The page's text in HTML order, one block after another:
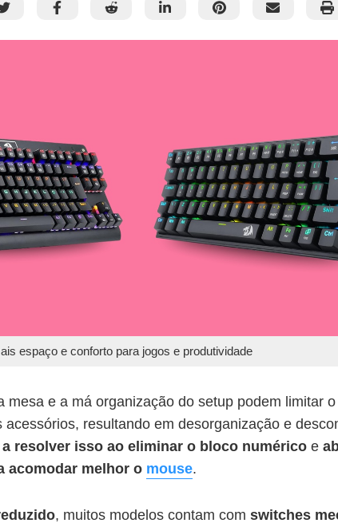
espaço e conforto para jogos e produtividade
mesa e a má organização do setup podem limitar o
acessórios, resultando em desorganização e
resolver isso ao eliminar o bloco numérico e
acomodar melhor o mouse.
, muitos modelos contam com switches